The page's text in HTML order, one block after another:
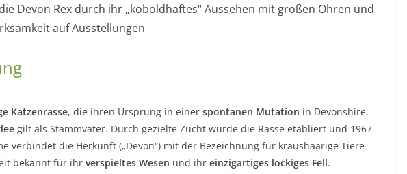
Devon Rex durch ihr „koboldhaftes“ Aussehen mit großen Ohren und
auf Ausstellungen
Katzenrasse, die ihren Ursprung in einer spontanen Mutation in Devonshire,
gilt als Stammvater. Durch gezielte Zucht wurde die Rasse etabliert und 1967
verbindet die Herkunft („Devon“) mit der Bezeichnung für kraushaarige Tiere
bekannt für ihr verspieltes Wesen und ihr einzigartiges lockiges Fell.